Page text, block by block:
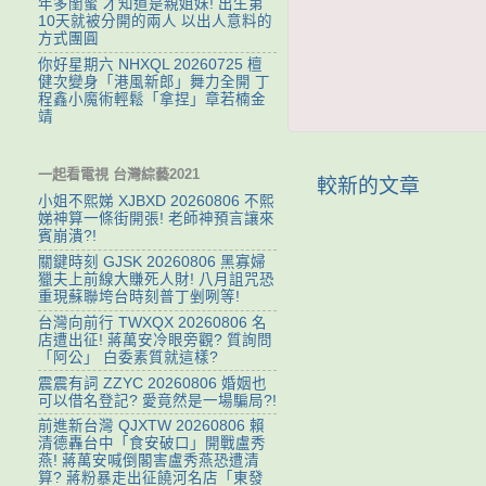
較新的文章
年多閨蜜 才知道是親姐妹! 出生第
10天就被分開的兩人 以出人意料的
方式團圓
你好星期六 NHXQL 20260725 檀
健次變身「港風新郎」舞力全開 丁
程鑫小魔術輕鬆「拿捏」章若楠金
靖
一起看電視 台灣綜藝2021
小姐不熙娣 XJBXD 20260806 不熙
娣神算一條街開張! 老師神預言讓來
賓崩潰?!
關鍵時刻 GJSK 20260806 黑寡婦
獵夫上前線大賺死人財! 八月詛咒恐
重現蘇聯垮台時刻普丁剉咧等!
台灣向前行 TWXQX 20260806 名
店遭出征! 蔣萬安冷眼旁觀? 質詢問
「阿公」 白委素質就這樣?
震震有詞 ZZYC 20260806 婚姻也
可以借名登記? 愛竟然是一場騙局?!
前進新台灣 QJXTW 20260806 賴
清德轟台中「食安破口」開戰盧秀
燕! 蔣萬安喊倒閣害盧秀燕恐遭清
算? 蔣粉暴走出征饒河名店「東發